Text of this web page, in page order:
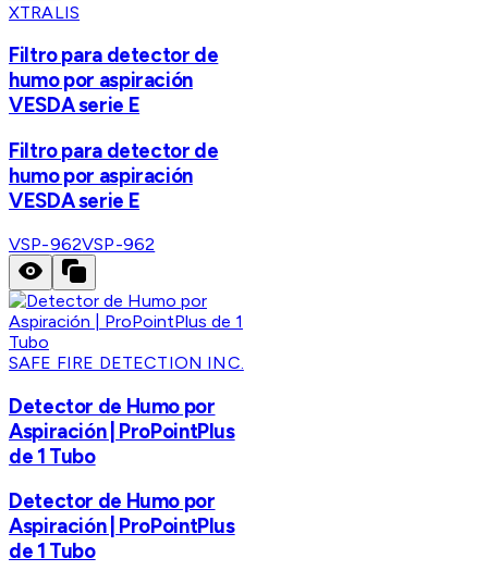
XTRALIS
Filtro para detector de
humo por aspiración
VESDA serie E
Filtro para detector de
humo por aspiración
VESDA serie E
VSP-962VSP-962
SAFE FIRE DETECTION INC.
Detector de Humo por
Aspiración | ProPointPlus
de 1 Tubo
Detector de Humo por
Aspiración | ProPointPlus
de 1 Tubo